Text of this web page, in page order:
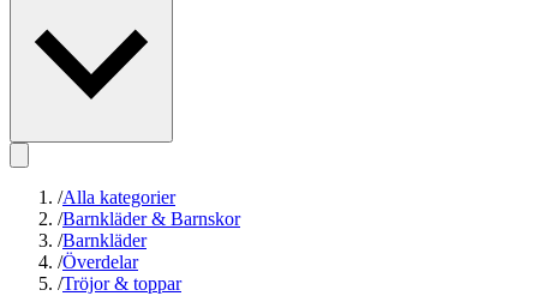
/Alla kategorier
/Barnkläder & Barnskor
/Barnkläder
/Överdelar
/Tröjor & toppar